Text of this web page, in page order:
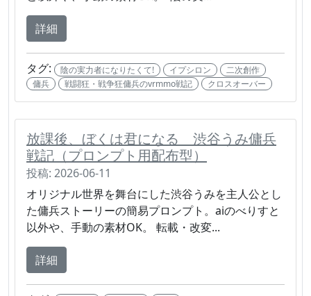
詳細
タグ: 陰の実力者になりたくて! イプシロン
二次創作
傭兵
戦闘狂・戦争狂傭兵のvrmmo戦記 クロスオーバー
放課後、ぼくは君になる 渋谷うみ傭兵
戦記（プロンプト用配布型）
投稿: 2026-06-11
オリジナル世界を舞台にした渋谷うみを主人公とし
た傭兵ストーリーの簡易プロンプト。aiのべりすと
以外や、手動の素材OK。 転載・改変...
詳細